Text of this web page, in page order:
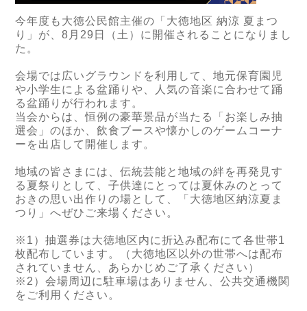
今年度も大徳公民館主催の「大徳地区 納涼 夏まつ
り」が、8月29日（土）に開催されることになりまし
た。
会場では広いグラウンドを利用して、地元保育園児
や小学生による盆踊りや、人気の音楽に合わせて踊
る盆踊りが行われます。
当会からは、恒例の豪華景品が当たる「お楽しみ抽
選会」のほか、飲食ブースや懐かしのゲームコーナ
ーを出店して開催します。
地域の皆さまには、伝統芸能と地域の絆を再発見す
る夏祭りとして、子供達にとっては夏休みのとって
おきの思い出作りの場として、「大徳地区納涼夏ま
つり」へぜひご来場ください。
※1）抽選券は大徳地区内に折込み配布にて各世帯1
枚配布しています。（大徳地区以外の世帯へは配布
されていません、あらかじめご了承ください）
※2）会場周辺に駐車場はありません、公共交通機関
をご利用ください。